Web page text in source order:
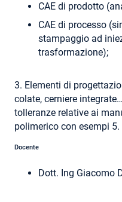
CAE di prodotto
CAE di processo
stampaggio ad
trasformazione);
3. Elementi di
colate, cerniere
tolleranze relative ai
polimerico con esempi
Docente
Dott. Ing Giacomo